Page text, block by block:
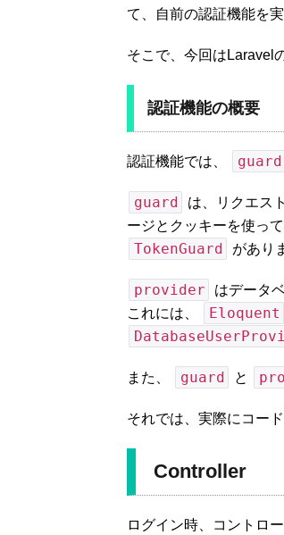
て、自前の認証機能を
そこで、今回はLaravel
認証機能の概要
認証機能では、 guard
guard
は、リクエス
ージとクッキーを使っ
TokenGuard があり
provider
はデータ
これには、
Eloquent
また、 guard と
それでは、実際にコー
Controller
ログイン時、コントロ